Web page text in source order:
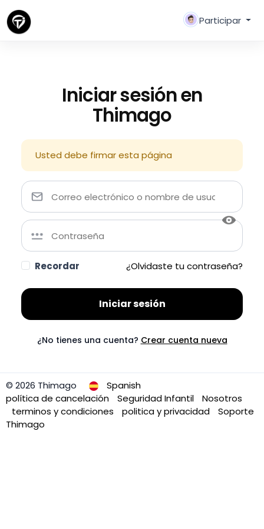
Participar
Iniciar sesión en
Thimago
Usted debe firmar esta página
Recordar ¿Olvidaste tu contraseña?
Iniciar sesión
¿No tienes una cuenta? Crear cuenta nueva
© 2026 Thimago
Spanish
política de cancelación
Seguridad Infantil
Nosotros
terminos y condiciones
politica y privacidad
Soporte
Thimago